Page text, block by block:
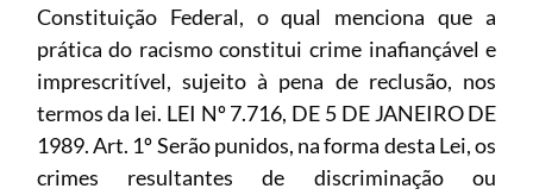
Constituição Federal, o qual menciona que a
prática do racismo constitui crime inafiançável e
imprescritível, sujeito à pena de reclusão, nos
termos da lei. LEI Nº 7.716, DE 5 DE JANEIRO DE
1989. Art. 1º Serão punidos, na forma desta Lei, os
crimes resultantes de discriminação ou